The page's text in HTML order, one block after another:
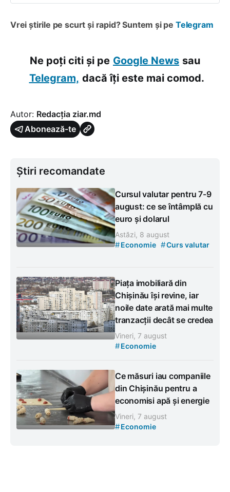
Vrei știrile pe scurt și rapid? Suntem și pe Telegram
Ne poți citi și pe Google News sau
Telegram, dacă îți este mai comod.
Autor: Redacția ziar.md
Abonează-te
Știri recomandate
Cursul valutar pentru 7-9
august: ce se întâmplă cu
euro și dolarul
Astăzi, 8 august
#Economie #Curs valutar
Piața imobiliară din
Chișinău își revine, iar
noile date arată mai multe
tranzacții decât se credea
Vineri, 7 august
#Economie
Ce măsuri iau companiile
din Chișinău pentru a
economisi apă și energie
Vineri, 7 august
#Economie